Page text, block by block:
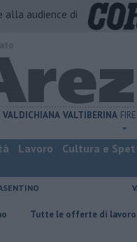
alla audience di
VALDICHIANA VALTIBERINA
Lavoro Cultura e
di lavoro in provincia di